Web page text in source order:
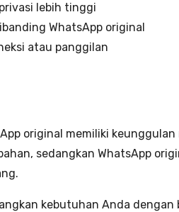
lebih tinggi
WhatsApp original
atau panggilan
original memiliki
sedangkan WhatsApp
kebutuhan Anda